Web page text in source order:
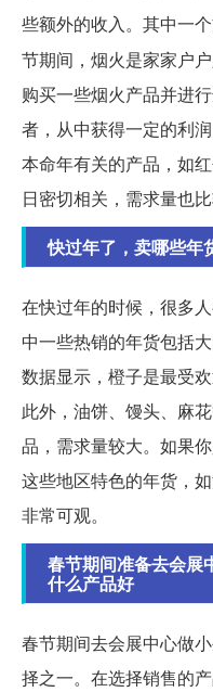
些额外的收入。其中一
节期间，烟火是家家户
购买一些烟火产品并进
者，从中获得一定的利
本命年有关的产品，如
日密切相关，需求量也比
快过年了，卖哪些年
在快过年的时候，很多
中一些热销的年货包括
数据显示，橙子是最受
此外，油饼、馒头、麻
品，需求量较大。如果
这些地区特色的年货，
非常可观。
春节期间准备去会展
什么产品好
春节期间去会展中心做
择之一。在选择销售的